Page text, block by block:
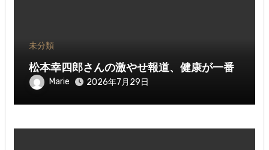
未分類
松本幸四郎さんの激やせ報道、健康が一番
Marie 2026年7月29日